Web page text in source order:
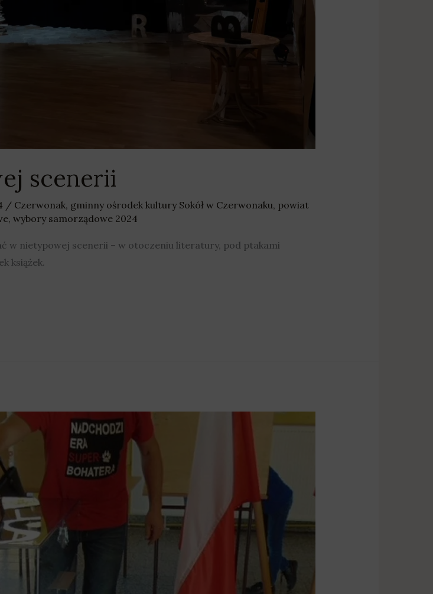
scenerii
/ Czerwonak, gminny ośrodek kultury Sokół w Czerwonaku, powiat
, wybory samorządowe 2024
w nietypowej scenerii – w otoczeniu literatury, pod ptakami
książek.